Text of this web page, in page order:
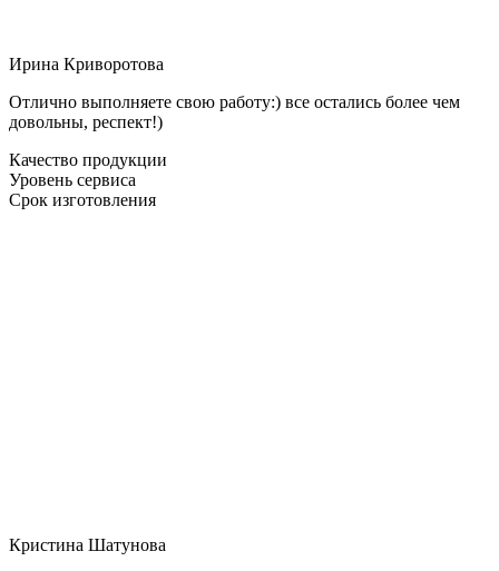
Ирина Криворотова
Отлично выполняете свою работу:) все остались более чем
довольны, респект!)
Качество продукции
Уровень сервиса
Срок изготовления
Кристина Шатунова